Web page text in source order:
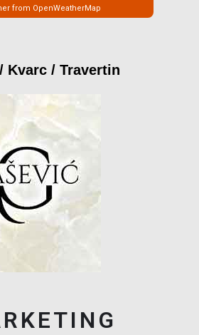
from OpenWeatherMap
Kvarc / Travertin